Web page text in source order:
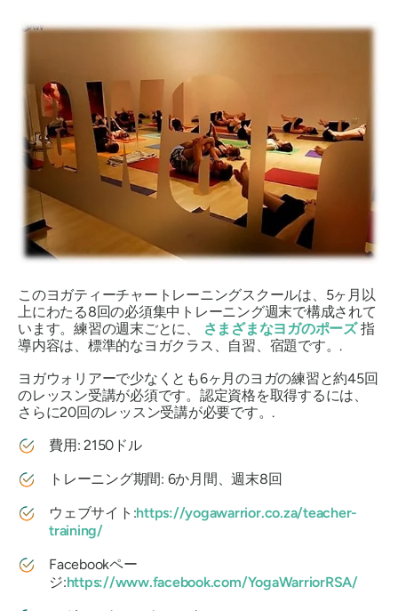
このヨガティーチャートレーニングスクールは、5ヶ月以
上にわたる8回の必須集中トレーニング週末で構成されて
います。練習の週末ごとに、
さまざまなヨガのポーズ指
導内容は、標準的なヨガクラス、自習、宿題です。.
ヨガウォリアーで少なくとも6ヶ月のヨガの練習と約45回
のレッスン受講が必須です。認定資格を取得するには、
さらに20回のレッスン受講が必要です。.
費用: 2150ドル
トレーニング期間: 6か月間、週末8回
ウェブサイト:https://yogawarrior.co.za/teacher-
training/
Facebookペー
ジ:https://www.facebook.com/YogaWarriorRSA/